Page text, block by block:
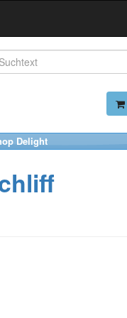
Delight